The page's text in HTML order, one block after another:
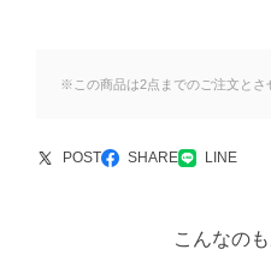
※この商品は2点までのご注文とさ
POST SHARE LINE
こんなの